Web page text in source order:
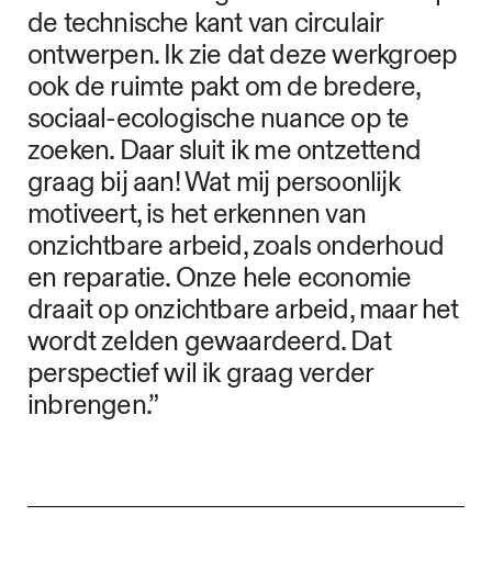
de technische kant van circulair
ontwerpen. Ik zie dat deze werkgroep
ook de ruimte pakt om de bredere,
sociaal-ecologische nuance op te
zoeken. Daar sluit ik me ontzettend
graag bij aan! Wat mij persoonlijk
motiveert, is het erkennen van
onzichtbare arbeid, zoals onderhoud
en reparatie. Onze hele economie
draait op onzichtbare arbeid, maar het
wordt zelden gewaardeerd. Dat
perspectief wil ik graag verder
inbrengen.”